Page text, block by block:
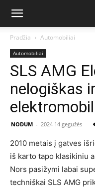
Pradžia Automobiliai
Automobiliai
SLS AMG
nelogiškas
NODUM - 2024 14 gegužės
2010 metais į gatves
iš karto tapo klasikiniu
Nors pasižymi labai
techniškai SLS AMG